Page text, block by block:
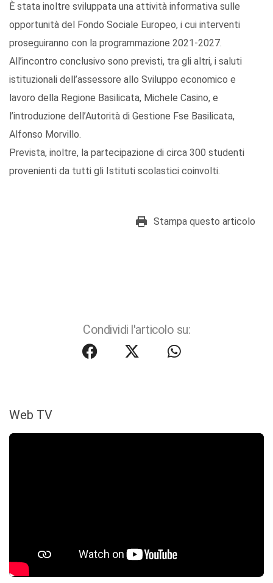
È stata inoltre sviluppata una attività informativa sulle
opportunità del Fondo Sociale Europeo, i cui interventi
proseguiranno con la programmazione 2021-2027.
All’incontro conclusivo sono previsti, tra gli altri, i saluti
istituzionali dell’assessore allo Sviluppo economico e
lavoro della Regione Basilicata, Michele Casino, e
l’introduzione dell’Autorità di Gestione Fse Basilicata,
Alfonso Morvillo.
Prevista, inoltre, la partecipazione di circa 300 studenti
provenienti da tutti gli Istituti scolastici coinvolti.
Stampa questo articolo
Condividi l'articolo su:
Web TV